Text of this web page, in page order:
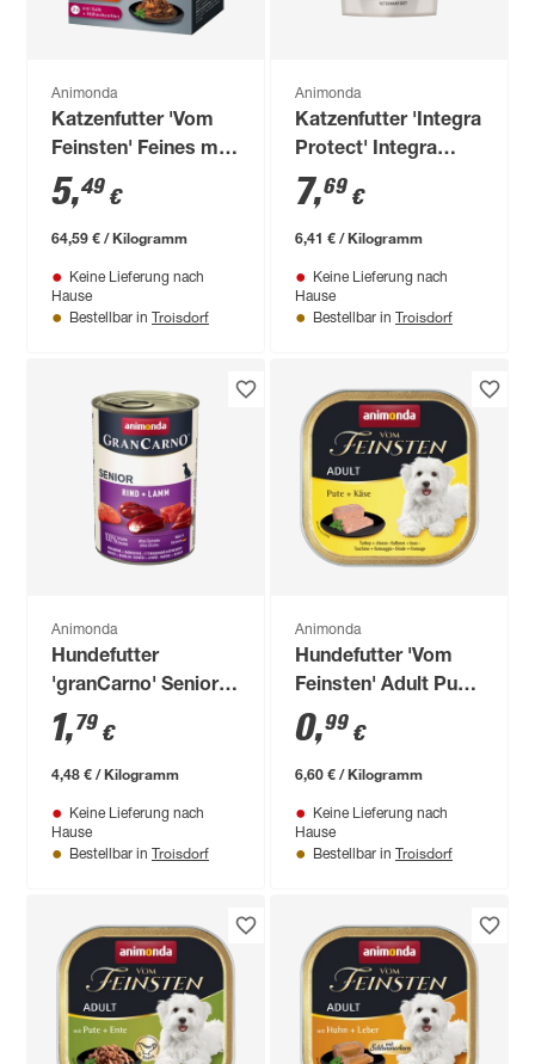
Animonda
Katzenfutter 'Vom
Feinsten' Feines mit
Filets 8 x 85 g
5,49 €
64,59 € / Kilogramm
Keine Lieferung nach
Hause
Bestellbar in Troisdorf
Animonda
Katzenfutter 'Integra
Protect' Integra
Diabetes 1,2 kg
7,69 €
6,41 € / Kilogramm
Keine Lieferung nach
Hause
Bestellbar in Troisdorf
Animonda
Hundefutter
'granCarno' Senior
Kalb & Lamm 400 g
1,79 €
4,48 € / Kilogramm
Keine Lieferung nach
Hause
Bestellbar in Troisdorf
Animonda
Hundefutter 'Vom
Feinsten' Adult Pute
& Käse 150 g
0,99 €
6,60 € / Kilogramm
Keine Lieferung nach
Hause
Bestellbar in Troisdorf